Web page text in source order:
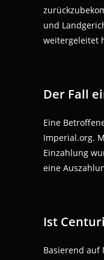
und
weitergeleitet
Der Fall
Eine
Imperial.org.
Einzahlung
eine
Ist
Basierend auf